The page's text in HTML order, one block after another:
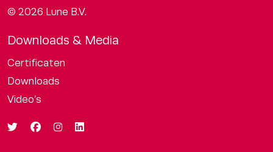
© 2026 Lune B.V.
Downloads & Media
Certificaten
Downloads
Video’s